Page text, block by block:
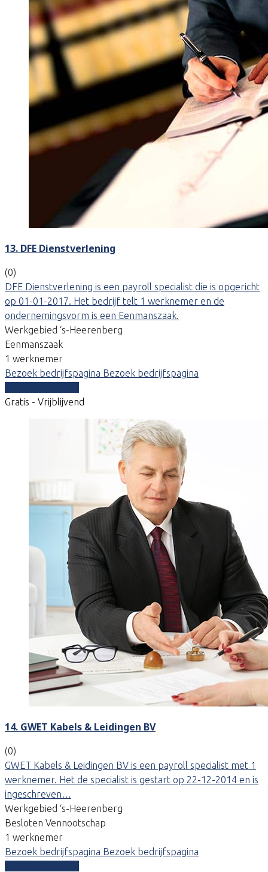
13. DFE Dienstverlening
(0)
DFE Dienstverlening is een payroll specialist die is opgericht
op 01-01-2017. Het bedrijf telt 1 werknemer en de
ondernemingsvorm is een Eenmanszaak.
Werkgebied ‘s-Heerenberg
Eenmanszaak
1 werknemer
Bezoek bedrijfspagina Bezoek bedrijfspagina
Gratis - Vrijblijvend
14. GWET Kabels & Leidingen BV
(0)
GWET Kabels & Leidingen BV is een payroll specialist met 1
werknemer. Het de specialist is gestart op 22-12-2014 en is
ingeschreven…
Werkgebied ‘s-Heerenberg
Besloten Vennootschap
1 werknemer
Bezoek bedrijfspagina Bezoek bedrijfspagina